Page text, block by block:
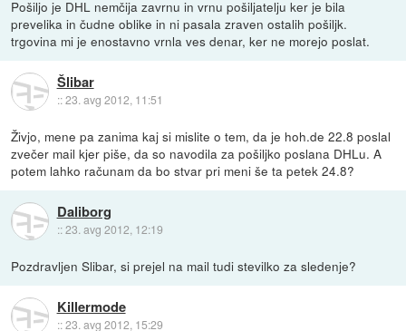
Pošiljo je DHL nemčija zavrnu in vrnu pošiljatelju ker je bila
prevelika in čudne oblike in ni pasala zraven ostalih pošiljk.
trgovina mi je enostavno vrnla ves denar, ker ne morejo poslat.
Šlibar
::23. avg 2012, 11:51
Živjo, mene pa zanima kaj si mislite o tem, da je hoh.de 22.8 poslal
zvečer mail kjer piše, da so navodila za pošiljko poslana DHLu. A
potem lahko računam da bo stvar pri meni še ta petek 24.8?
Daliborg
::23. avg 2012, 12:19
Pozdravljen Slibar, si prejel na mail tudi stevilko za sledenje?
Killermode
::23. avg 2012, 15:29